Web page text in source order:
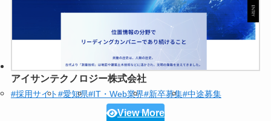
アイサンテクノロジー株式会社
#採用サイト#愛知県#IT・Web業界#新卒募集#中途募集
View More